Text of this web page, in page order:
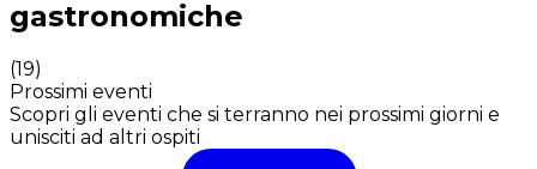
gastronomiche
(19)
Prossimi eventi
Scopri gli eventi che si terranno nei prossimi giorni e
unisciti ad altri ospiti